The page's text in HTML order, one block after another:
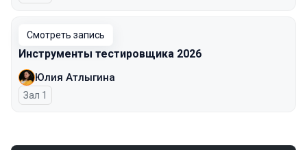
Смотреть запись
Инструменты тестировщика 2026
Юлия Атлыгина
Зал 1